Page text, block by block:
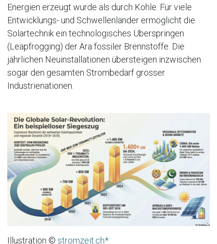
Energien erzeugt wurde als durch Kohle. Für viele
Entwicklungs- und Schwellenländer ermöglicht die
Solartechnik ein technologisches Überspringen
(Leapfrogging) der Ära fossiler Brennstoffe. Die
jährlichen Neuinstallationen übersteigen inzwischen
sogar den gesamten Strombedarf grosser
Industrienationen.
Illustration © stromzeit.ch*